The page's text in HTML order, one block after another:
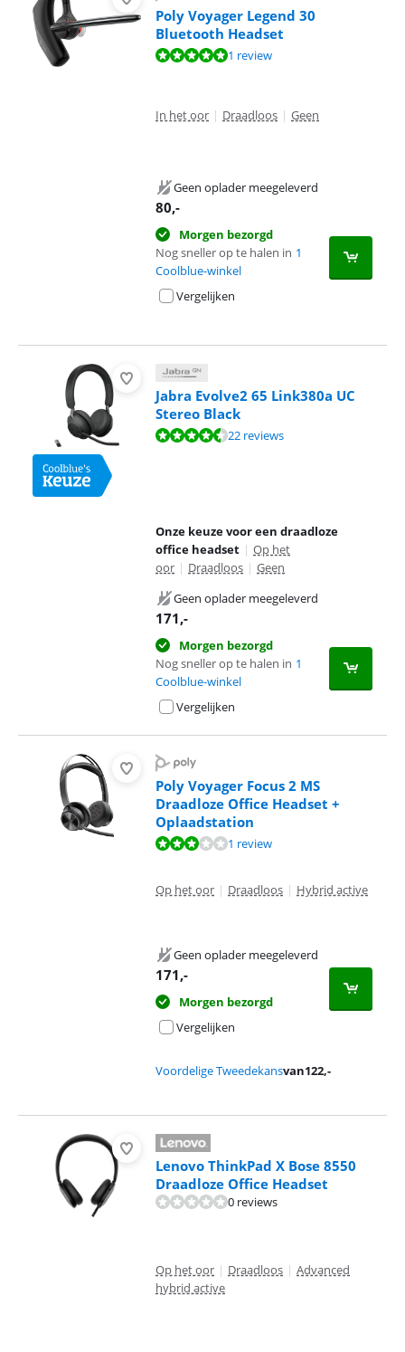
Poly Voyager Legend 30
Bluetooth Headset
Beoordeling is 10 van de 10, gebaseerd op 1 review.
1 review
In het oor | Draadloos | Geen
Geen oplader meegeleverd
80,-
Morgen bezorgd
Nog sneller op te halen in 1
Coolblue-winkel
Vergelijken
Jabra Evolve2 65 Link380a UC
Stereo Black
Beoordeling is 8,5 van de 10, gebaseerd op 22 reviews.
22 reviews
Onze keuze voor een draadloze
office headset | Op het
oor | Draadloos | Geen
Geen oplader meegeleverd
171,-
Morgen bezorgd
Nog sneller op te halen in 1
Coolblue-winkel
Vergelijken
Poly Voyager Focus 2 MS
Draadloze Office Headset +
Oplaadstation
Beoordeling is 5,6 van de 10, gebaseerd op 1 review.
1 review
Op het oor | Draadloos | Hybrid active
Geen oplader meegeleverd
171,-
Morgen bezorgd
Vergelijken
Voordelige Tweedekansvan122,-
Lenovo ThinkPad X Bose 8550
Draadloze Office Headset
0 reviews
Op het oor | Draadloos | Advanced
hybrid active